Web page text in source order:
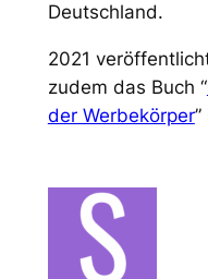
Deutschland.
2021
zudem das Buch “
der Werbekörper